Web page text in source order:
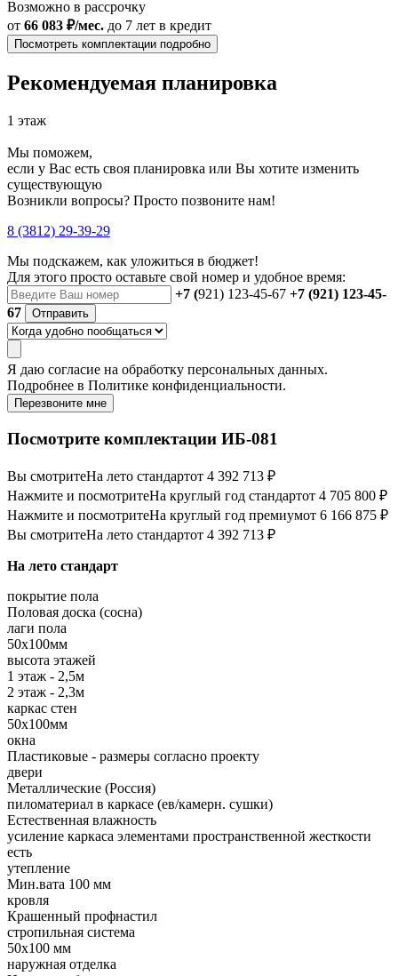
Возможно в рассрочку
от 66 083 ₽/мес. до 7 лет в кредит
Посмотреть комплектации подробно
Рекомендуемая планировка
1 этаж
Мы поможем,
если у Вас есть своя планировка или Вы хотите изменить
существующую
Возникли вопросы? Просто позвоните нам!
8 (3812) 29-39-29
Мы подскажем, как уложиться в бюджет!
Для этого просто оставьте свой номер и удобное время:
+7 (921) 123-45-67 +7 (921) 123-45-
67
Отправить
Я даю согласие на обработку персональных данных.
Подробнее в Политике конфиденциальности.
Перезвоните мне
Посмотрите комплектации ИБ-081
Вы смотритеНа лето стандартот 4 392 713 ₽
Нажмите и посмотритеНа круглый год стандартот 4 705 800 ₽
Нажмите и посмотритеНа круглый год премиумот 6 166 875 ₽
Вы смотритеНа лето стандартот 4 392 713 ₽
На лето стандарт
покрытие пола
Половая доска (сосна)
лаги пола
50х100мм
высота этажей
1 этаж - 2,5м
2 этаж - 2,3м
каркас стен
50х100мм
окна
Пластиковые - размеры согласно проекту
двери
Металлические (Россия)
пиломатериал в каркасе (ев/камерн. сушки)
Естественная влажность
усиление каркаса элементами пространственной жесткости
есть
утепление
Мин.вата 100 мм
кровля
Крашенный профнастил
стропильная система
50х100 мм
наружная отделка